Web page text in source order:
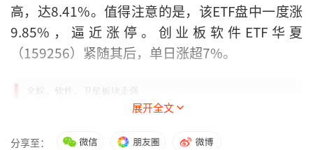
高，达8.41%。值得注意的是，该ETF盘中一度涨
9.85%，逼近涨停。创业板软件ETF华夏
（159256）紧随其后，单日涨超7%。
展开全文
分享至：